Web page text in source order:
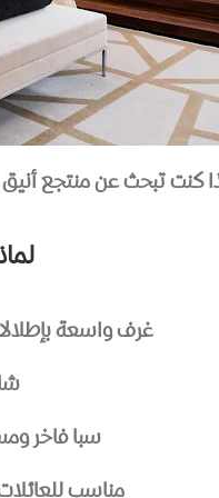
كنت تبحث عن منتجع
غرف واسعة
سبا فاخر